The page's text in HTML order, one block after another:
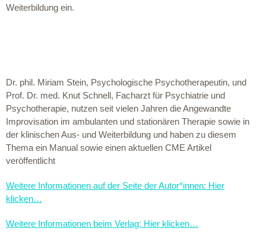
Weiterbildung ein.
Dr. phil. Miriam Stein, Psychologische Psychotherapeutin, und
Prof. Dr. med. Knut Schnell, Facharzt für Psychiatrie und
Psychotherapie, nutzen seit vielen Jahren die Angewandte
Improvisation im ambulanten und stationären Therapie sowie in
der klinischen Aus- und Weiterbildung und haben zu diesem
Thema ein Manual sowie einen aktuellen CME Artikel
veröffentlicht
Weitere Informationen auf der Seite der Autor*innen: Hier
klicken…
Weitere Informationen beim Verlag: Hier klicken…